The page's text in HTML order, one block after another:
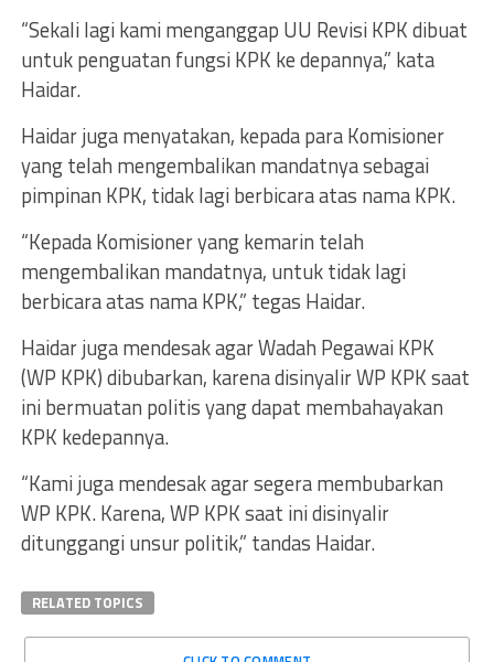
“Sekali lagi kami menganggap UU Revisi KPK dibuat
untuk penguatan fungsi KPK ke depannya,” kata
Haidar.
Haidar juga menyatakan, kepada para Komisioner
yang telah mengembalikan mandatnya sebagai
pimpinan KPK, tidak lagi berbicara atas nama KPK.
“Kepada Komisioner yang kemarin telah
mengembalikan mandatnya, untuk tidak lagi
berbicara atas nama KPK,” tegas Haidar.
Haidar juga mendesak agar Wadah Pegawai KPK
(WP KPK) dibubarkan, karena disinyalir WP KPK saat
ini bermuatan politis yang dapat membahayakan
KPK kedepannya.
“Kami juga mendesak agar segera membubarkan
WP KPK. Karena, WP KPK saat ini disinyalir
ditunggangi unsur politik,” tandas Haidar.
RELATED TOPICS